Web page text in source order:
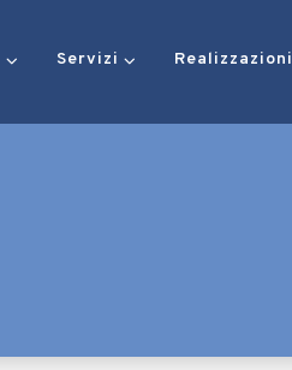
Servizi Realizzazioni